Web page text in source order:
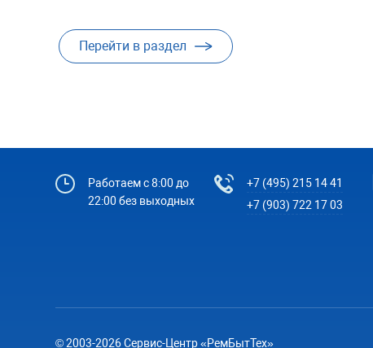
Перейти в раздел
Работаем с 8:00 до
22:00 без выходных
+7 (495) 215 14 41
+7 (903) 722 17 03
© 2003-2026 Сервис-Центр «РемБытТех»